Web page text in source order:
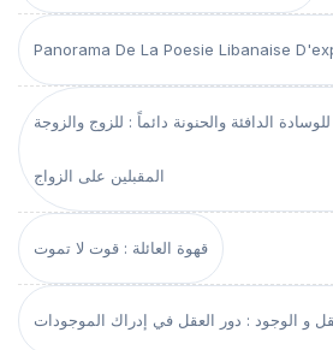
Panorama De La Poesie Libanaise
الدافئة والحنونة دائماً : للزوج والزوجة
المقبلين على الزواج
قهوة العائلة : قوت لا تموت
و الوجود : دور العقل في إدراك الموجودات